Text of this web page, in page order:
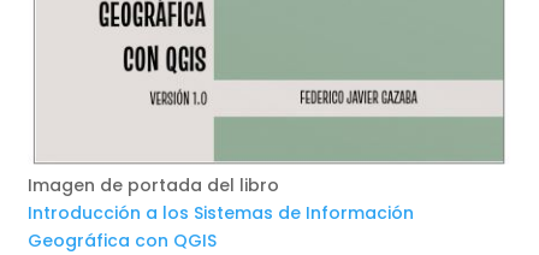
Imagen de portada del libro
Introducción a los Sistemas de Información
Geográfica con QGIS